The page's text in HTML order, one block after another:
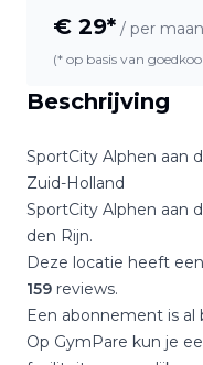
Beschrijving
SportCity Alphen aan
Zuid-Holland
SportCity Alphen aan
den Rijn.
Deze locatie heeft
159 reviews.
Een abonnement is al
Op GymPare kun je
€ 29* / per
(* op basis van